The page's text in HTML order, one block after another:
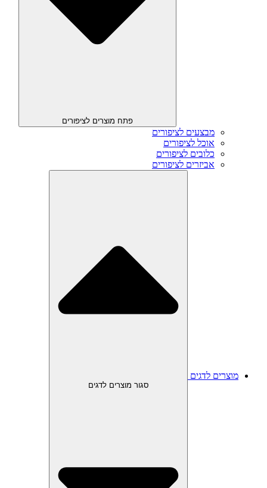
פתח מוצרים לציפורים
מבצעים לציפורים
אוכל לציפורים
כלובים לציפורים
אביזרים לציפורים
מוצרים לדגים
סגור מוצרים לדגים